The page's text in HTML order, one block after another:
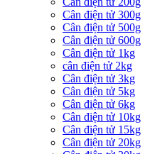
Cân điện tử 300g
Cân điện tử 500g
Cân điện tử 600g
Cân điện tử 1kg
cân điện tử 2kg
Cân điện tử 3kg
Cân điện tử 5kg
Cân điện tử 6kg
Cân điện tử 10kg
Cân điện tử 15kg
Cân điện tử 20kg